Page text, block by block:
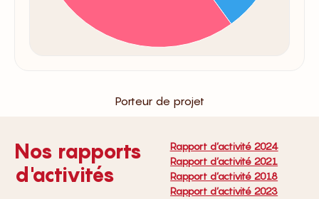
Porteur de projet
Nos rapports
d'activités
Rapport d’activité 2024
Rapport d’activité 2021
Rapport d’activité 2018
Rapport d’activité 2023